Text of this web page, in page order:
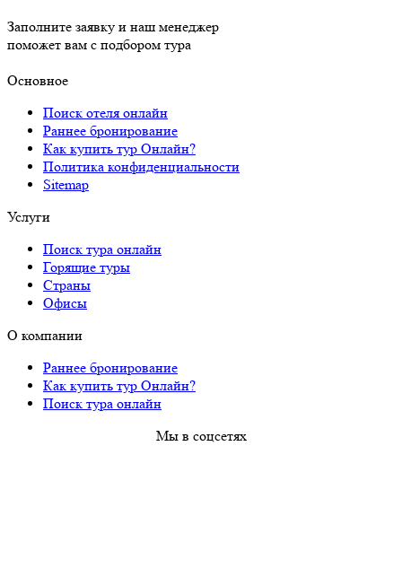
Заполните заявку и наш менеджер
поможет вам с подбором тура
Основное
Поиск отеля онлайн
Раннее бронирование
Как купить тур Онлайн?
Политика конфиденциальности
Sitemap
Услуги
Поиск тура онлайн
Горящие туры
Страны
Офисы
О компании
Раннее бронирование
Как купить тур Онлайн?
Поиск тура онлайн
Мы в соцсетях